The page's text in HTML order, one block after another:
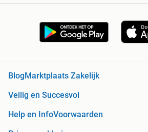
Blog Marktplaats Zakelijk
Veilig en Succesvol
Help en InfoVoorwaarden